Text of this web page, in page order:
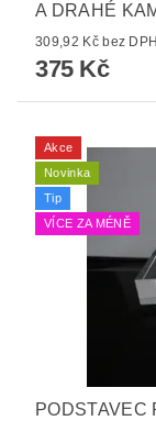
A DRAHÉ
309,92 Kč bez DPH
375 Kč
Akce
Novinka
Tip
VÍCE ZA MÉNĚ
PODSTAVEC